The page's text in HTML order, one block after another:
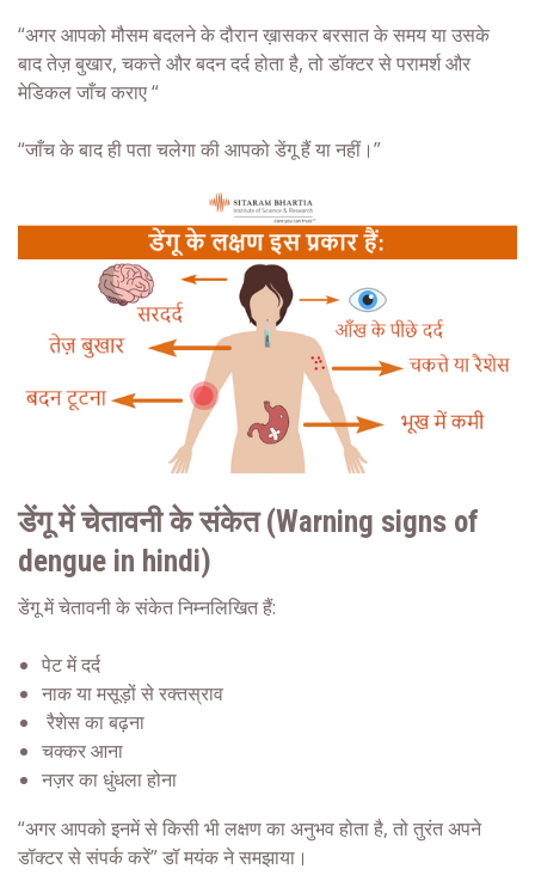
“अगर आपको मौसम बदलने के दौरान ख़ासकर बरसात के समय या उसके
बाद तेज़ बुखार, चकत्ते और बदन दर्द होता है, तो डॉक्टर से परामर्श और
मेडिकल जाँच कराए “
“जाँच के बाद ही पता चलेगा की आपको डेंगू हैं या नहीं।”
डेंगूमें चेतावनी के संकेत (Warning signs of
dengue in hindi)
डेंगू में चेतावनी के संकेत निम्नलिखित हैं:
पेट में दर्द
नाक या मसूड़ों से रक्तस्राव
रैशेस का बढ़ना
चक्कर आना
नज़र का धुंधला होना
“अगर आपको इनमें से किसी भी लक्षण का अनुभव होता है, तो तुरंत अपने
डॉक्टर से संपर्क करें” डॉ मयंक ने समझाया।